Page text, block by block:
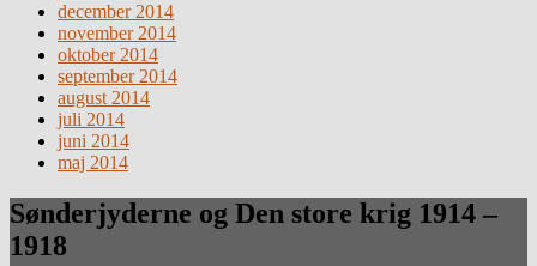
december 2014
november 2014
oktober 2014
september 2014
august 2014
juli 2014
juni 2014
maj 2014
Sønderjyderne og Den store krig 1914 –
1918